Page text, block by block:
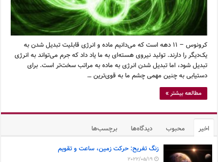
کرونوس – ۱۱ دهه است که می‌دانیم ماده و انرژی قابلیت تبدیل شدن به
یک‌دیگر را دارند. تولید نیروی هسته‌ای به ما یاد داد که جرم می‌تواند به انرژی
تبدیل شود، اما تبدیل شدن انرژی به ماده به مراتب سخت‌تر است. برای
دستیابی به چنین مهمی چشم ما به قوی‌ترین …
مطالعه بیشتر »
اخیر محبوب دیدگاه‌ها برچسب‌ها
زنگ تفریح: حرکت زمین، ساعت و تقویم
2022/05/19